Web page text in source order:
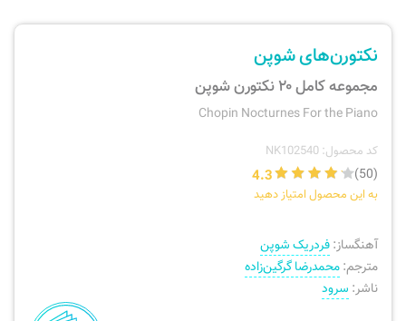
نی، فلوت، سازهای بادی
ارسال سفارش
نکتورن‌های شوپن
مجموعه کامل ۲۰ نکتورن شوپن
Chopin Nocturnes For the Piano
کد محصول: NK102540
(50)
4.3
به این محصول امتیاز دهید
آهنگساز:فردریک شوپن
مترجم:محمدرضا گرگین‌زاده
ناشر: سرود